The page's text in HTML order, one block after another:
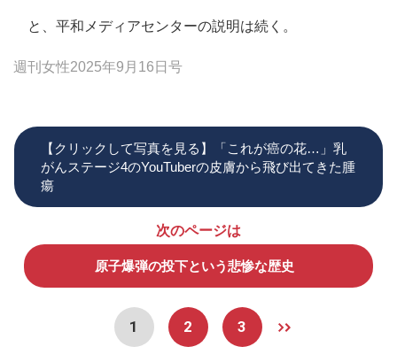
と、平和メディアセンターの説明は続く。
週刊女性2025年9月16日号
【クリックして写真を見る】「これが癌の花…」乳
がんステージ4のYouTuberの皮膚から飛び出てきた腫
瘍
次のページは
原子爆弾の投下という悲惨な歴史
1 2 3